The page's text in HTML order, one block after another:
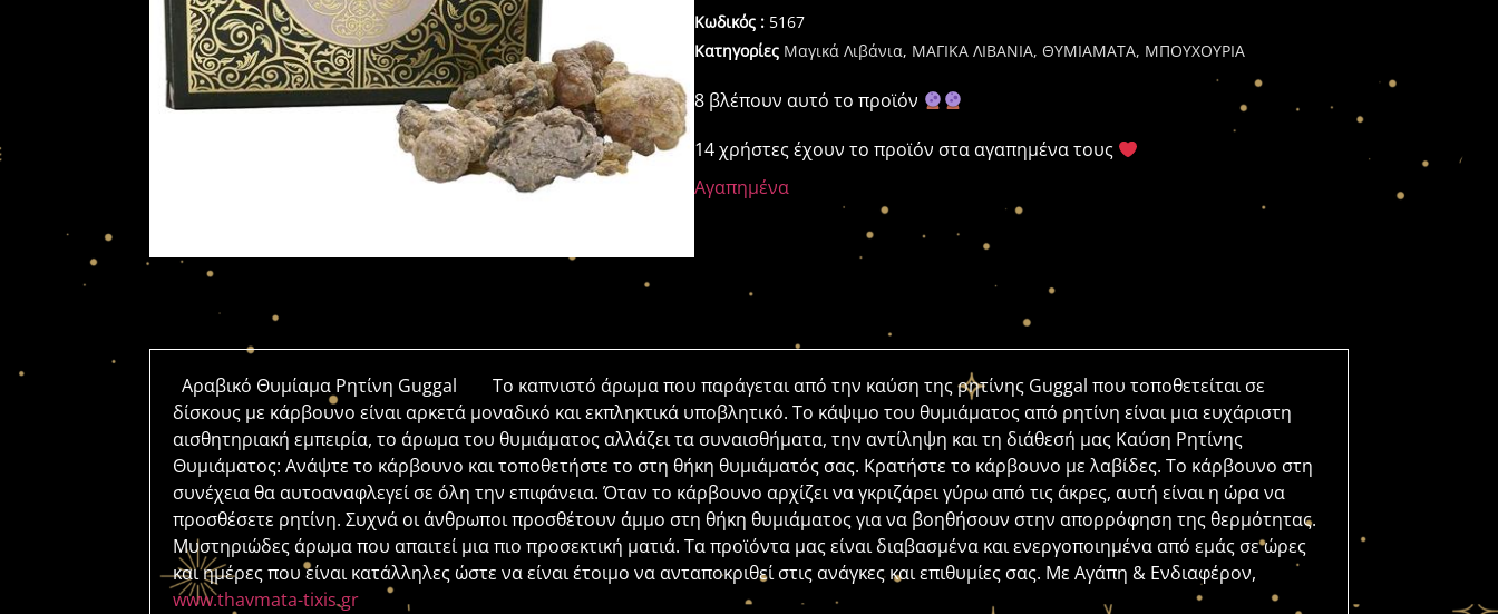
Κωδικός : 5167
Κατηγορίες Μαγικά Λιβάνια, ΜΑΓΙΚΑ ΛΙΒΑΝΙΑ, ΘΥΜΙΑΜΑΤΑ, ΜΠΟΥΧΟΥΡΙΑ
8 βλέπουν αυτό το προϊόν
14 χρήστες έχουν το προϊόν στα αγαπημένα τους
Αγαπημένα
Αραβικό Θυμίαμα Ρητίνη Guggal Το καπνιστό άρωμα που παράγεται από την καύση της ρητίνης Guggal που τοποθετείται σε
δίσκους με κάρβουνο είναι αρκετά μοναδικό και εκπληκτικά υποβλητικό. Το κάψιμο του θυμιάματος από ρητίνη είναι μια ευχάριστη
αισθητηριακή εμπειρία, το άρωμα του θυμιάματος αλλάζει τα συναισθήματα, την αντίληψη και τη διάθεσή μας Καύση Ρητίνης
Θυμιάματος: Ανάψτε το κάρβουνο και τοποθετήστε το στη θήκη θυμιάματός σας. Κρατήστε το κάρβουνο με λαβίδες. Το κάρβουνο στη
συνέχεια θα αυτοαναφλεγεί σε όλη την επιφάνεια. Όταν το κάρβουνο αρχίζει να γκριζάρει γύρω από τις άκρες, αυτή είναι η ώρα να
προσθέσετε ρητίνη. Συχνά οι άνθρωποι προσθέτουν άμμο στη θήκη θυμιάματος για να βοηθήσουν στην απορρόφηση της θερμότητας.
Μυστηριώδες άρωμα που απαιτεί μια πιο προσεκτική ματιά. Τα προϊόντα μας είναι διαβασμένα και ενεργοποιημένα από εμάς σε ώρες
και ημέρες που είναι κατάλληλες ώστε να είναι έτοιμο να ανταποκριθεί στις ανάγκες και επιθυμίες σας. Με Αγάπη & Ενδιαφέρον,
www.thavmata-tixis.gr